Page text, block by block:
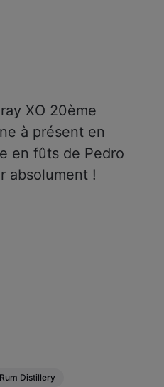
XO 20ème
à présent en
en fûts de Pedro
absolument !
Distillery